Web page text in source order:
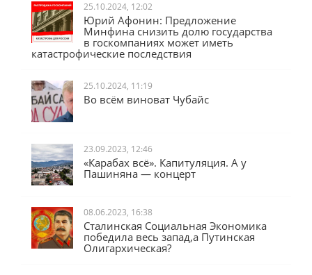
25.10.2024, 12:02
Юрий Афонин: Предложение
Минфина снизить долю государства
в госкомпаниях может иметь
катастрофические последствия
25.10.2024, 11:19
Во всём виноват Чубайс
23.09.2023, 12:46
«Карабах всё». Капитуляция. А у
Пашиняна — концерт
08.06.2023, 16:38
Сталинская Социальная Экономика
победила весь запад,а Путинская
Олигархическая?